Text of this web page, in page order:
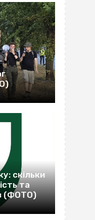
скільки
та
(ФОТО)